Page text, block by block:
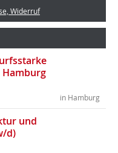
Widerruf
Hamburg
in Hamburg
und
d)